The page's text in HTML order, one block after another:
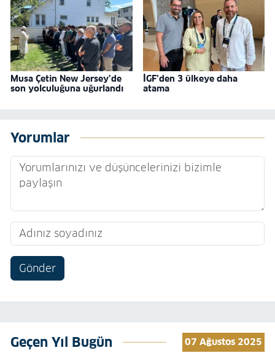
Musa Çetin New Jersey’de
son yolculuğuna uğurlandı
İGF’den 3 ülkeye daha
atama
Yorumlar
Gönder
Geçen Yıl Bugün 07 Ağustos 2025